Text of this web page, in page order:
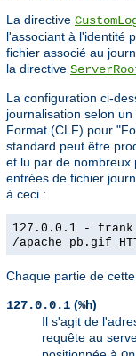
La directive
l'associant à l'identité
fichier associé au
la directive
La configuration ci-
journalisation selon
Format (CLF) pour
standard peut être
et lu par de nombreux
entrées de fichier
à ceci :
127.0.0.1 - frank
/apache_pb.gif
Chaque partie de
127.0.0.1 (%h)
Il s'agit de
requête au